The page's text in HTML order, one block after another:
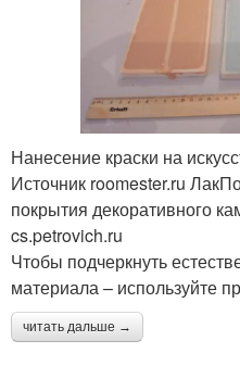
Нанесение краски на
Источник roomester.ru
покрытия декоративного
cs.petrovich.ru
Чтобы подчеркнуть
материала – используйте
читать дальше →